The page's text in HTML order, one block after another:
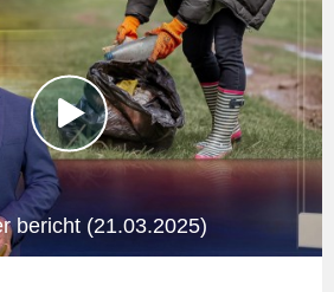
bericht (21.03.2025)